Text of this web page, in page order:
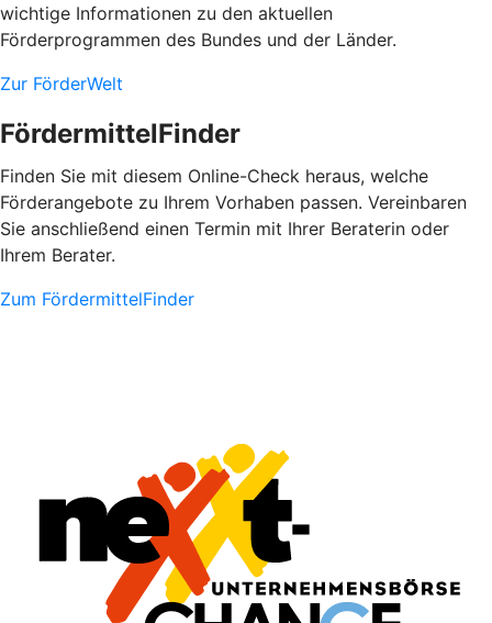
wichtige Informationen zu den aktuellen
Förderprogrammen des Bundes und der Länder.
Zur FörderWelt
FördermittelFinder
Finden Sie mit diesem Online-Check heraus, welche
Förderangebote zu Ihrem Vorhaben passen. Vereinbaren
Sie anschließend einen Termin mit Ihrer Beraterin oder
Ihrem Berater.
Zum FördermittelFinder